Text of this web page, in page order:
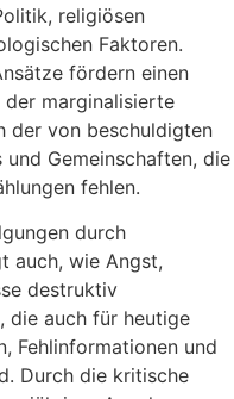
religiösen
Faktoren.
fördern einen
der marginalisierte
der von beschuldigten
und Gemeinschaften, die
fehlen.
durch
auch, wie Angst,
destruktiv
die auch für heutige
Fehlinformationen und
Durch die kritische